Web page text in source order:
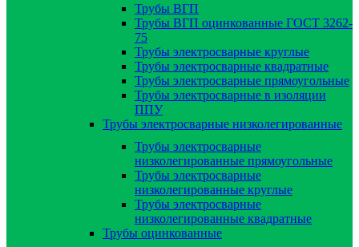
Трубы ВГП
Трубы ВГП оцинкованные ГОСТ 3262-
75
Трубы электросварные круглые
Трубы электросварные квадратные
Трубы электросварные прямоугольные
Трубы электросварные в изоляции
ППУ
Трубы электросварные низколегированные
Трубы электросварные
низколегированные прямоугольные
Трубы электросварные
низколегированные круглые
Трубы электросварные
низколегированные квадратные
Трубы оцинкованные